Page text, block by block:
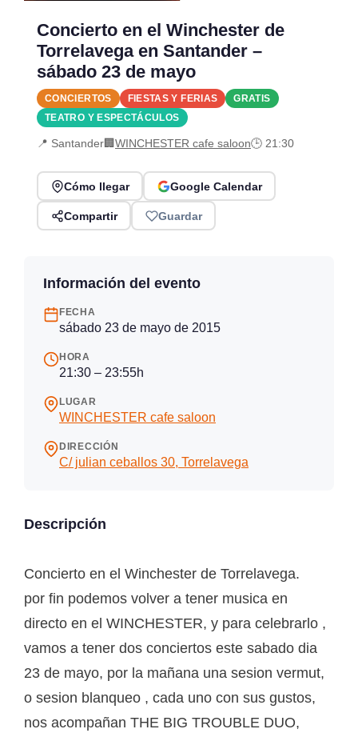
Concierto en el Winchester de
Torrelavega en Santander –
sábado 23 de mayo
CONCIERTOS FIESTAS Y FERIAS
GRATIS
TEATRO Y ESPECTÁCULOS
📍 Santander🏢WINCHESTER cafe saloon🕒 21:30
Cómo llegar Google Calendar
Compartir Guardar
Información del evento
FECHA
sábado 23 de mayo de 2015
HORA
21:30 – 23:55h
LUGAR
WINCHESTER cafe saloon
DIRECCIÓN
C/ julian ceballos 30, Torrelavega
Descripción
Concierto en el Winchester de Torrelavega.
por fin podemos volver a tener musica en
directo en el WINCHESTER, y para celebrarlo ,
vamos a tener dos conciertos este sabado dia
23 de mayo, por la mañana una sesion vermut,
o sesion blanqueo , cada uno con sus gustos,
nos acompañan THE BIG TROUBLE DUO,